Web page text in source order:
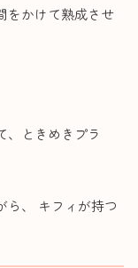
をかけて熟成させ
、ときめきプラ
ら、 キフィが持つ